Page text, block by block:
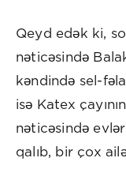
Qeyd edək ki,
nəticəsində
kəndində sel-
isə Katex
nəticəsində
qalıb, bir çox